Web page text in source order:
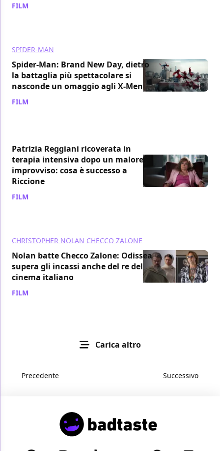
FILM
SPIDER-MAN
Spider-Man: Brand New Day, dietro
la battaglia più spettacolare si
nasconde un omaggio agli X-Men
FILM
Patrizia Reggiani ricoverata in
terapia intensiva dopo un malore
improvviso: cosa è successo a
Riccione
FILM
CHRISTOPHER NOLAN CHECCO ZALONE
Nolan batte Checco Zalone: Odissea
supera gli incassi anche del re del
cinema italiano
FILM
Carica altro
Precedente Successivo